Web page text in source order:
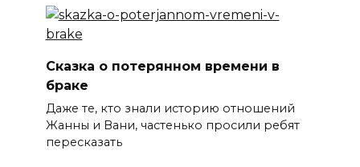
Сказка о потерянном времени в
браке
Даже те, кто знали историю отношений
Жанны и Вани, частенько просили ребят
пересказать